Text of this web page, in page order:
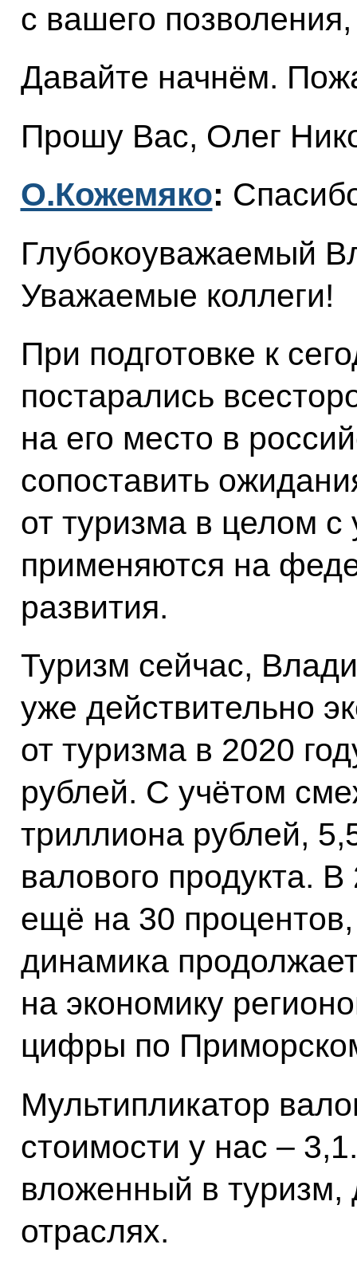
с вашего
Давайте начнём.
Прошу Вас, Олег
О.Кожемяко:
Глубокоуважаемый
Уважаемые коллеги!
При подготовке к
постарались
на его место в
сопоставить
от туризма в целом
применяются на
развития.
Туризм сейчас,
уже действительно
от туризма в 2020
рублей. С учётом
триллиона рублей,
валового продукта.
ещё на 30
динамика
на экономику
цифры по
Мультипликатор
стоимости у нас –
вложенный в
отраслях.